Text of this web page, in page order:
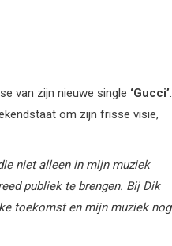
van zijn nieuwe single ‘Gucci’.
om zijn frisse visie,
niet alleen in mijn muziek
publiek te brengen. Bij Dik
toekomst en mijn muziek nog